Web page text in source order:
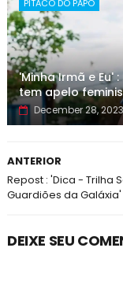
PITACO DO PAPO
'Minha Irmã e Eu'
tem apelo
December 28, 2023
ANTERIOR
Repost : 'Dica - Trilha
Guardiões da Galáxia'
DEIXE SEU